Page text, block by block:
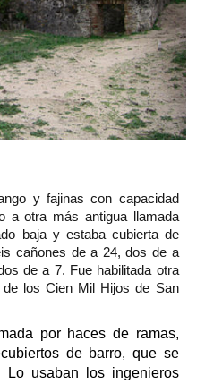
y fajinas con capacidad
a otra más antigua llamada
baja y estaba cubierta de
cañones de a 24, dos de a
de a 7. Fue habilitada otra
los Cien Mil Hijos de San
por haces de ramas,
de barro, que se
Lo usaban los ingenieros